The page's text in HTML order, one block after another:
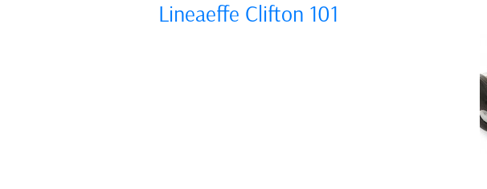
Lineaeffe Clifton 101